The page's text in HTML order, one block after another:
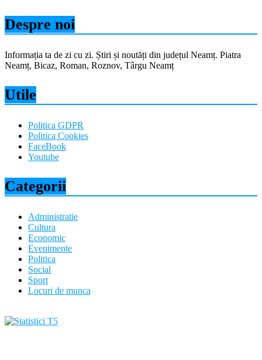
Despre noi
Informația ta de zi cu zi. Știri și noutăți din județul Neamț. Piatra
Neamț, Bicaz, Roman, Roznov, Târgu Neamț
Utile
Politica GDPR
Politica Cookies
FaceBook
Youtube
Categorii
Administratie
Cultura
Economic
Evenimente
Politica
Social
Sport
Locuri de munca